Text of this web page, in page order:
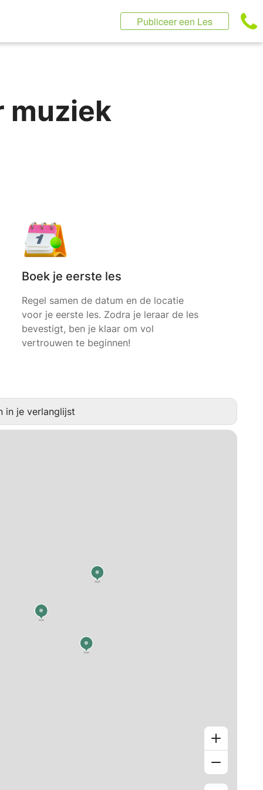
Publiceer een Les
muziek
Boek je eerste les
Regel samen de datum en de locatie
voor je eerste les. Zodra je leraar de les
bevestigt, ben je klaar om vol
vertrouwen te beginnen!
in je verlanglijst